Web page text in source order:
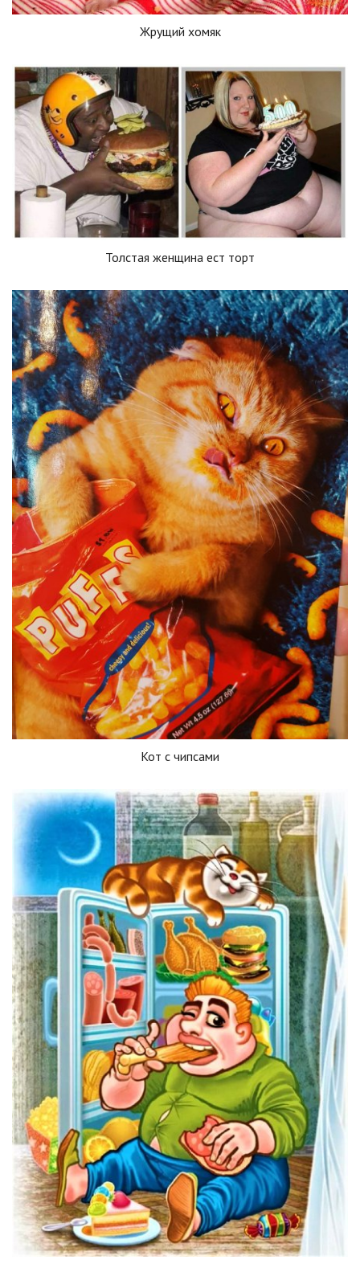
Жрущий хомяк
Толстая женщина ест торт
Кот с чипсами